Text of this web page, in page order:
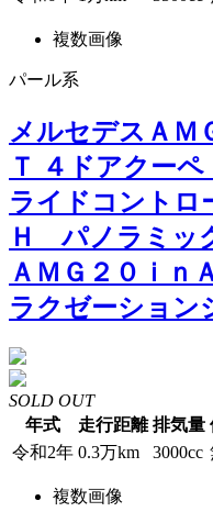
複数画像
パール系
メルセデスＡＭ
Ｔ ４ドアクー
ライドコント
Ｈ パノラミ
ＡＭＧ２０ｉ
ラクゼーション
SOLD OUT
年式
走行距離 排気量
令和2年 0.3万km 3000cc
複数画像